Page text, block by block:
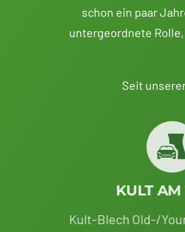
schon ein paar
untergeordnete
Seit
KULT AM
Kult-Blech Old-/